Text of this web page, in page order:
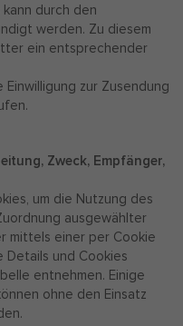
durch den
werden. Zu diesem
ein entsprechender
zur Zusendung
Zweck, Empfänger,
um die Nutzung des
ausgewählter
mittels einer per Cookie
Details und Cookies
entnehmen. Einige
ohne den Einsatz